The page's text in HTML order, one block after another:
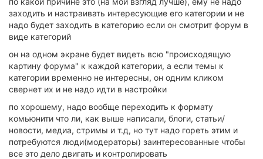
заходить и настраивать интересующие его категории и не
надо будет заходить в категорию если он смотрит форум в
виде категорий
он на одном экране будет видеть всю "происходящую
картину форума" к каждой категории, а если темы к
категории временно не интересны, он одним кликом
свернет их и не надо идти в настройки
по хорошему, надо вообще переходить к формату
комьюнити что ли, как выше написали, блоги, статьи/
новости, медиа, стримы и т.д, но тут надо гореть этим и
потребуются люди(модераторы) заинтересованные чтобы
все это дело двигать и контролировать